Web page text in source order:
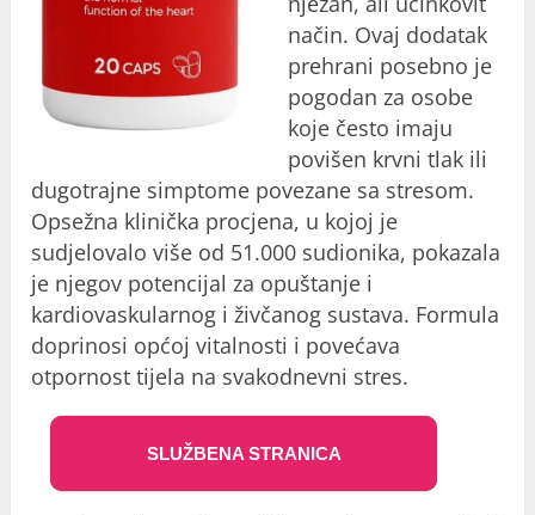
način. Ovaj dodatak
prehrani posebno je
pogodan za osobe
koje često imaju
povišen krvni tlak ili
dugotrajne simptome povezane sa stresom.
Opsežna klinička procjena, u kojoj je
sudjelovalo više od 51.000 sudionika, pokazala
je njegov potencijal za opuštanje i
kardiovaskularnog i živčanog sustava. Formula
doprinosi općoj vitalnosti i povećava
otpornost tijela na svakodnevni stres.
SLUŽBENA STRANICA